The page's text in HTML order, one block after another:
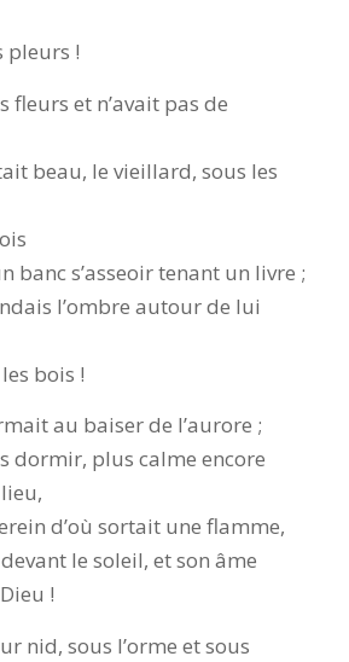
pleurs !
fleurs et n’avait pas de
beau, le vieillard, sous les
banc s’asseoir tenant un livre ;
l’ombre autour de lui
bois !
au baiser de l’aurore ;
dormir, plus calme encore
d’où sortait une flamme,
le soleil, et son âme
!
nid, sous l’orme et sous